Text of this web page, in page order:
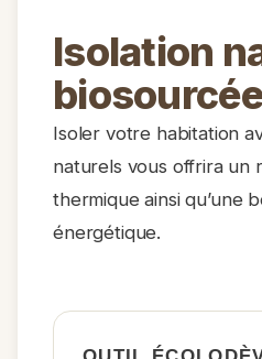
Isolation
biosourcée
Isoler votre habitation
naturels vous offrira un
thermique ainsi qu’une
énergétique.